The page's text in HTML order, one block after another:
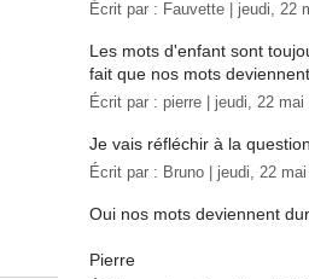
Écrit par : Fauvette | jeudi, 22
Les mots d'enfant sont
fait que nos mots
Écrit par : pierre | jeudi, 22 mai
Je vais réfléchir à la
Écrit par : Bruno | jeudi, 22
Oui nos mots deviennent
Pierre